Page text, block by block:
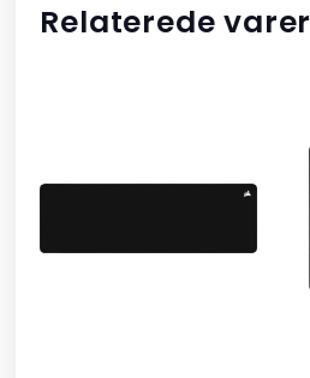
Relaterede varer